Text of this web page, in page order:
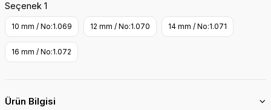
Seçenek 1
10 mm / No:1.069 12 mm / No:1.070 14 mm / No:1.071
16 mm / No:1.072
Ürün Bilgisi